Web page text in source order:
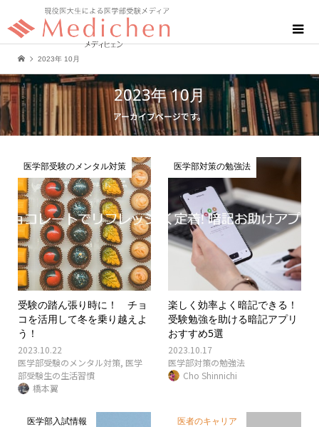
2023年 10月
2023年 10月
アーカイブページです。
医学部受験のメンタル対策
受験の踏ん張り時に！ チョ
コを活用して冬を乗り越えよ
う！
2023.10.22
医学部受験のメンタル対策, 医学
部受験生の生活習慣
橋本翼
医学部対策の勉強法
楽しく効率よく暗記できる！
受験勉強を助ける暗記アプリ
おすすめ5選
2023.10.17
医学部対策の勉強法
Cho Shinnichi
医学部入試情報 医者のキャリア